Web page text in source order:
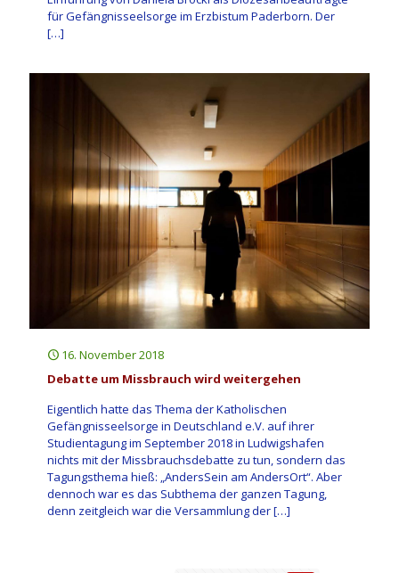
für Gefängnisseelsorge im Erzbistum Paderborn. Der
[…]
16. November 2018
Debatte um Missbrauch wird weitergehen
Eigentlich hatte das Thema der Katholischen
Gefängnisseelsorge in Deutschland e.V. auf ihrer
Studientagung im September 2018 in Ludwigshafen
nichts mit der Missbrauchsdebatte zu tun, sondern das
Tagungsthema hieß: „AndersSein am AndersOrt“. Aber
dennoch war es das Subthema der ganzen Tagung,
denn zeitgleich war die Versammlung der[…]